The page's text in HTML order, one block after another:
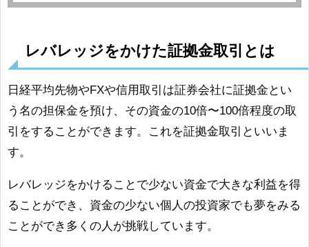
レバレッジをかけた証拠金取引とは
日経平均先物やFXや信用取引は証券会社に証拠金とい
う名の担保金を預け、その資金の10倍〜100倍程度の取
引をすることができます。これを証拠金取引といいま
す。
レバレッジをかけることで少ない資金で大きな利益を得
ることができ、資金の少ない個人の投資家でも夢をみる
ことができ多くの人が挑戦しています。